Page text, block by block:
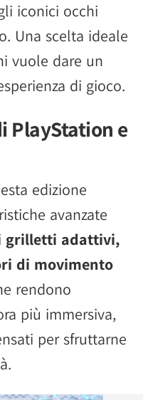
iconici occhi
Una scelta ideale
vuole dare un
di gioco.
PlayStation e
edizione
avanzate
grilletti adattivi,
di movimento
rendono
più immersiva,
per sfruttarne